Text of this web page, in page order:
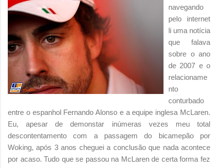
navegando
pelo internet
li uma notícia
que falava
sobre o ano
de 2007 e o
relacioname
nto
conturbado
entre o espanhol Fernando Alonso e a equipe inglesa McLaren.
Eu, apesar de demonstar inúmeras vezes meu total
descontentamento com a passagem do bicamepão por
Woking, após 3 anos cheguei a conclusão que nada acontece
por acaso. Tudo que se passou na McLaren de certa forma fez